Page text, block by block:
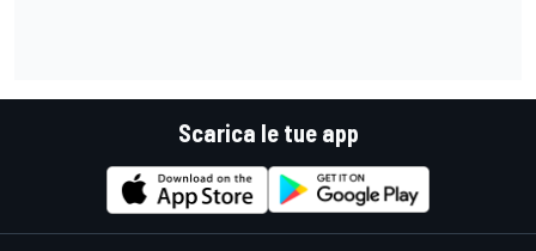
Scarica le tue app